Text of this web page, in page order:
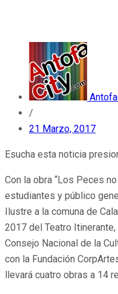
/
21 Marzo, 2017
Esucha esta noticia
Con la obra “Los Peces
estudiantes y público
Ilustre a la comuna de
2017 del Teatro
Consejo Nacional de la
con la Fundación
llevará cuatro obras a 14